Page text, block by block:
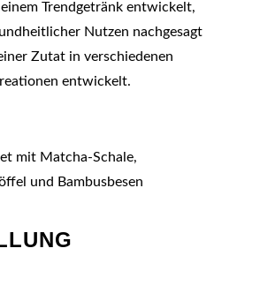
Trendgetränk entwickelt,
Nutzen nachgesagt
Zutat in verschiedenen
entwickelt.
mit Matcha-Schale,
und Bambusbesen